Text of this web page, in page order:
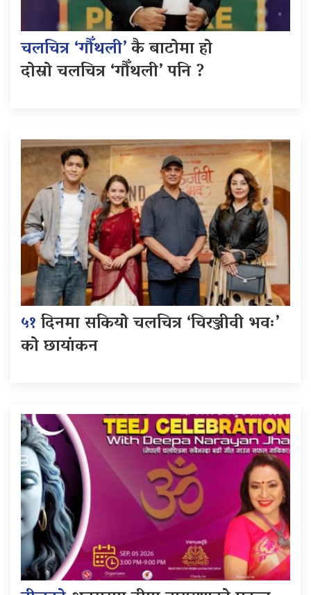
चलचित्र ‘गौँथली’कै बाटोमा हो
दोस्रो चलचित्र ‘गौँथली’ पनि ?
५१दिनमा सकियो चलचित्र ‘चिरञ्जीवी भवः’
को छायांकन